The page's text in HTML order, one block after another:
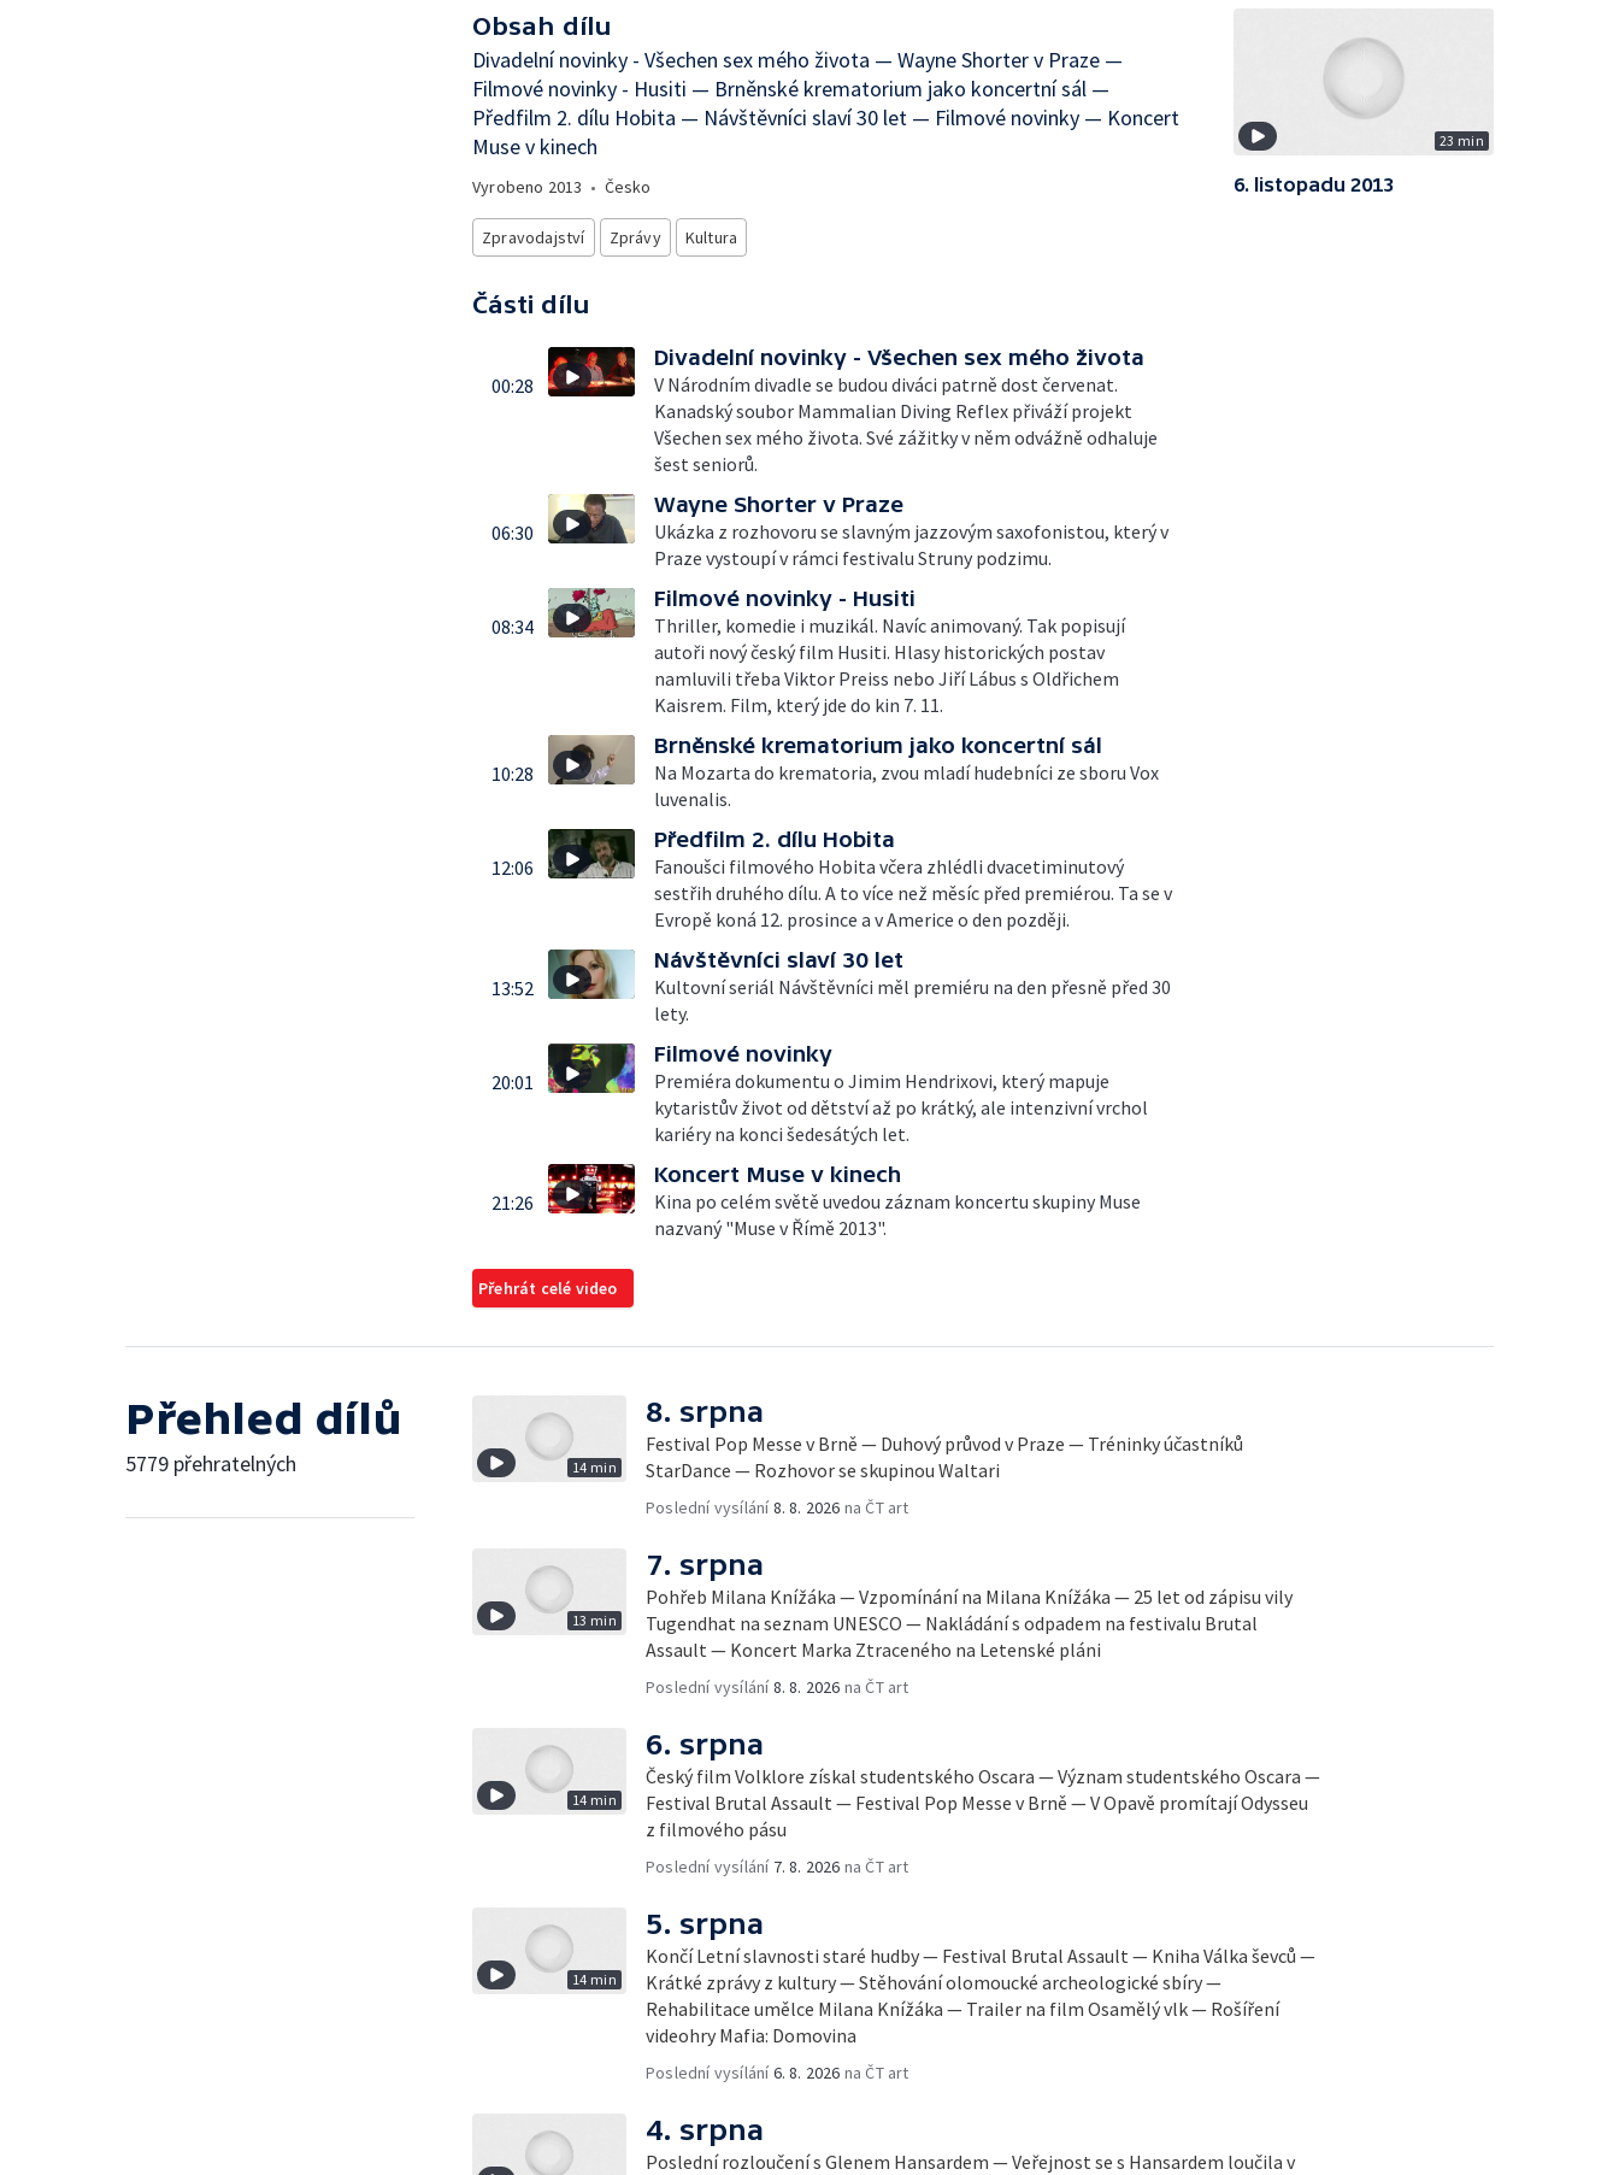
Obsah dílu
Divadelní novinky - Všechen sex mého života — Wayne Shorter v Praze —
Filmové novinky - Husiti — Brněnské krematorium jako koncertní sál —
Předfilm 2. dílu Hobita — Návštěvníci slaví 30 let — Filmové novinky — Koncert
Muse v kinech
Vyrobeno 2013 • Česko
Zpravodajství Zprávy Kultura
Části dílu
00:28
Divadelní novinky - Všechen sex mého života
V Národním divadle se budou diváci patrně dost červenat.
Kanadský soubor Mammalian Diving Reflex přiváží projekt
Všechen sex mého života. Své zážitky v něm odvážně odhaluje
šest seniorů.
06:30
Wayne Shorter v Praze
Ukázka z rozhovoru se slavným jazzovým saxofonistou, který v
Praze vystoupí v rámci festivalu Struny podzimu.
08:34
Filmové novinky - Husiti
Thriller, komedie i muzikál. Navíc animovaný. Tak popisují
autoři nový český film Husiti. Hlasy historických postav
namluvili třeba Viktor Preiss nebo Jiří Lábus s Oldřichem
Kaisrem. Film, který jde do kin 7. 11.
10:28
Brněnské krematorium jako koncertní sál
Na Mozarta do krematoria, zvou mladí hudebníci ze sboru Vox
luvenalis.
12:06
Předfilm 2. dílu Hobita
Fanoušci filmového Hobita včera zhlédli dvacetiminutový
sestřih druhého dílu. A to více než měsíc před premiérou. Ta se v
Evropě koná 12. prosince a v Americe o den později.
13:52
Návštěvníci slaví 30 let
Kultovní seriál Návštěvníci měl premiéru na den přesně před 30
lety.
20:01
Filmové novinky
Premiéra dokumentu o Jimim Hendrixovi, který mapuje
kytaristův život od dětství až po krátký, ale intenzivní vrchol
kariéry na konci šedesátých let.
21:26
Koncert Muse v kinech
Kina po celém světě uvedou záznam koncertu skupiny Muse
nazvaný "Muse v Římě 2013".
Přehrát celé video
23 min
6. listopadu 2013
Přehled dílů
5779 přehratelných 14 min
8. srpna
Festival Pop Messe v Brně — Duhový průvod v Praze — Tréninky účastníků
StarDance — Rozhovor se skupinou Waltari
Poslední vysílání8. 8. 2026 na ČT art
13 min
7. srpna
Pohřeb Milana Knížáka — Vzpomínání na Milana Knížáka — 25 let od zápisu vily
Tugendhat na seznam UNESCO — Nakládání s odpadem na festivalu Brutal
Assault — Koncert Marka Ztraceného na Letenské pláni
Poslední vysílání8. 8. 2026 na ČT art
14 min
6. srpna
Český film Volklore získal studentského Oscara — Význam studentského Oscara —
Festival Brutal Assault — Festival Pop Messe v Brně — V Opavě promítají Odysseu
z filmového pásu
Poslední vysílání 7. 8. 2026 na ČT art
14 min
5. srpna
Končí Letní slavnosti staré hudby — Festival Brutal Assault — Kniha Válka ševců —
Krátké zprávy z kultury — Stěhování olomoucké archeologické sbíry —
Rehabilitace umělce Milana Knížáka — Trailer na film Osamělý vlk — Rošíření
videohry Mafia: Domovina
Poslední vysílání6. 8. 2026 na ČT art
4. srpna
Poslední rozloučení s Glenem Hansardem — Veřejnost se s Hansardem loučila v